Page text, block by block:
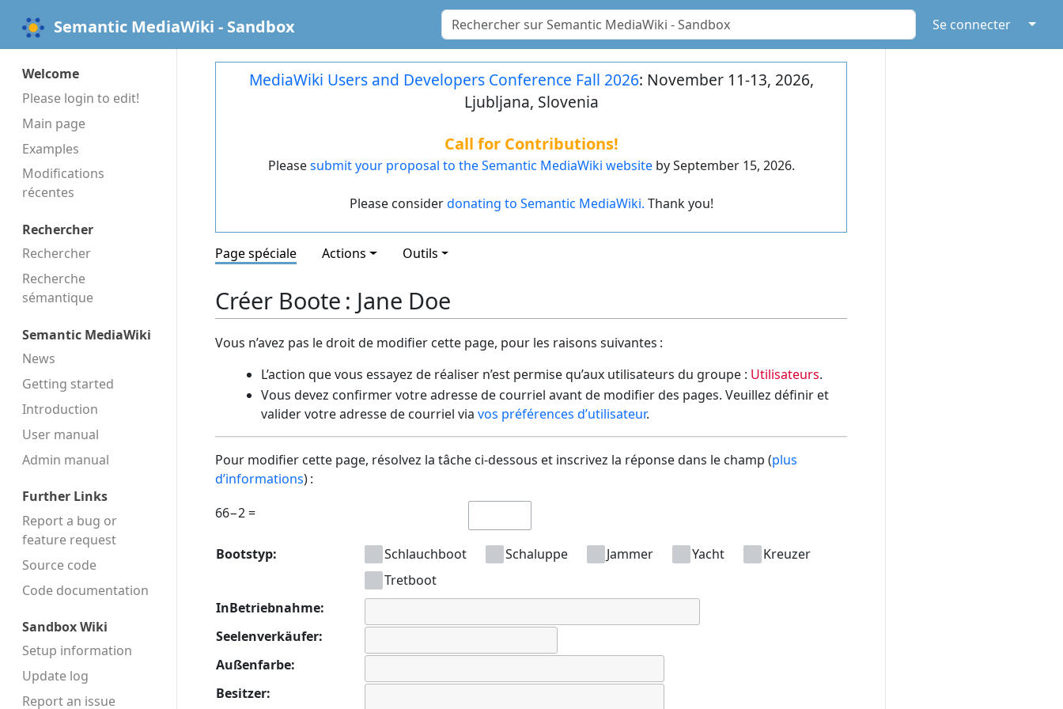
Semantic MediaWiki - Sandbox Se connecter ↓
Welcome
Please login to edit!
Main page
Examples
Modifications
récentes
Rechercher
Rechercher
Recherche
sémantique
Semantic MediaWiki
News
Getting started
Introduction
User manual
Admin manual
Further Links
Report a bug or
feature request
Source code
Code docu­mentation
Sandbox Wiki
Setup information
Update log
Report an issue
MediaWiki Users and Developers Conference Fall 2026: November 11-13, 2026,
Ljubljana, Slovenia
Call for Contributions!
Pleasesubmit your proposal to the Semantic MediaWiki websiteby September 15, 2026.
Please considerdonating to Semantic MediaWiki. Thank you!
Page spéciale Actions Outils
Créer Boote : Jane Doe
Vous n’avez pas le droit de modifier cette page, pour les raisons suivantes :
L’action que vous essayez de réaliser n’est permise qu’aux utilisateurs du groupe : Utilisateurs.
Vous devez confirmer votre adresse de courriel avant de modifier des pages. Veuillez définir et
valider votre adresse de courriel via vos préférences d’utilisateur.
Pour modifier cette page, résolvez la tâche ci-dessous et inscrivez la réponse dans le champ (plus
d’informations) :
66−2 =
Bootstyp: Schlauchboot Schaluppe Jammer Yacht
Kreuzer
Tretboot
InBetriebnahme:
Seelenverkäufer:
Außenfarbe:
Besitzer: